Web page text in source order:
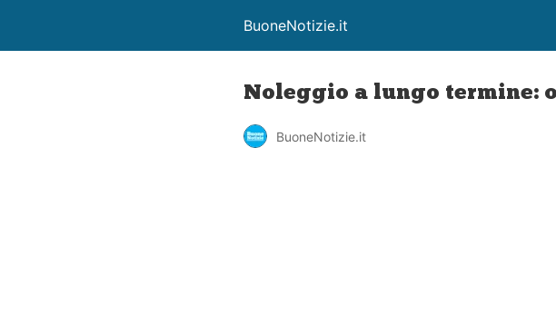
BuoneNotizie.it
Noleggio a lungo termine:
BuoneNotizie.it